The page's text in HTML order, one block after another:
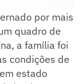
por mais
quadro de
a família foi
condições de
estado